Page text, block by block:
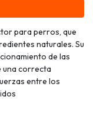
para perros, que
naturales. Su
de las
una correcta
entre los